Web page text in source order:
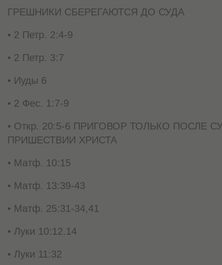
ГРЕШНИКИ СБЕРЕГАЮТСЯ ДО СУДА
• 2 Петр. 2:4-9
• 2 Петр. 3:7
• Иуды 6
• 2 Фес. 1:7-9
• Откр. 20:5-6 ПРИГОВОР ТОЛЬКО ПОСЛЕ
ПРИШЕСТВИИ ХРИСТА
• Матф. 10:15
• Матф. 13:39-43
• Матф. 25:31-34,41
• Луки 10:12.14
• Луки 11:32